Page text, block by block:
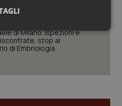
& Testa Collo
di Milano. Ispezioni e
stop al
di Embriologia
Marketing
Statistici Marketing